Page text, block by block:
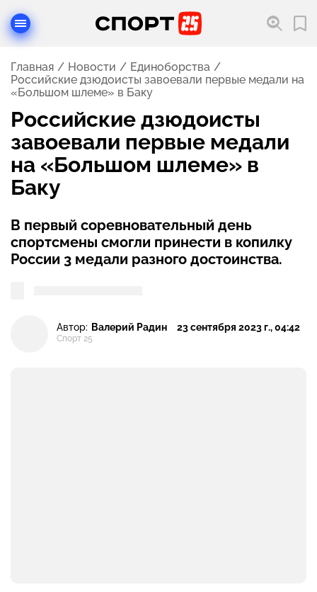
Главная Новости
Единоборства
Российские дзюдоисты завоевали первые медали на
«Большом шлеме» в Баку
Российские дзюдоисты
завоевали первые медали
на «Большом шлеме» в
Баку
В первый соревновательный день
спортсмены смогли принести в копилку
России 3 медали разного достоинства.
Автор: Валерий Радин
Спорт 25
23 сентября 2023 г., 04:42